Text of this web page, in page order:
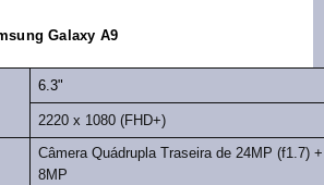
Galaxy A9
6.3"
2220 x 1080 (FHD+)
Câmera Quádrupla Traseira de 24MP (f1.7)
8MP